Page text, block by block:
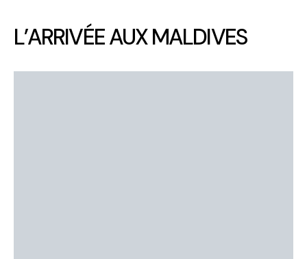
L’ARRIVÉE AUX MALDIVES